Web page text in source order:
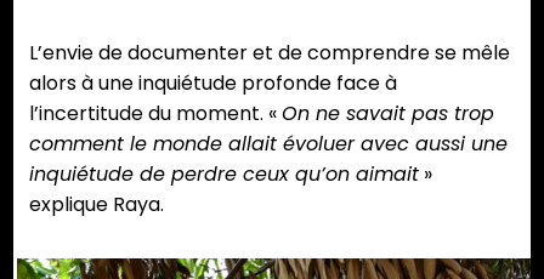
L’envie de documenter et de comprendre se mêle
alors à une inquiétude profonde face à
l’incertitude du moment. «On ne savait pas trop
comment le monde allait évoluer avec aussi une
inquiétude de perdre ceux qu’on aimait »
explique Raya.